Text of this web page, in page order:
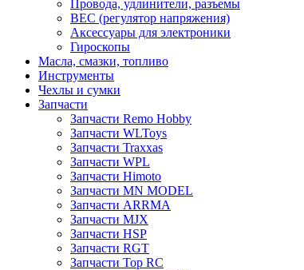
Провода, удлинители, разъемы
BEC (регулятор напряжения)
Аксессуары для электроники
Гироскопы
Масла, смазки, топливо
Инструменты
Чехлы и сумки
Запчасти
Запчасти Remo Hobby
Запчасти WLToys
Запчасти Traxxas
Запчасти WPL
Запчасти Himoto
Запчасти MN MODEL
Запчасти ARRMA
Запчасти MJX
Запчасти HSP
Запчасти RGT
Запчасти Top RC